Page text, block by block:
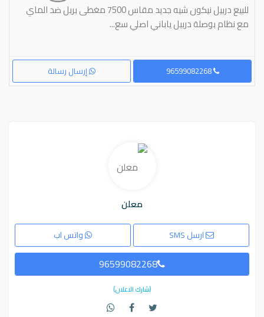
للبيع دربيل نيكون شيه جديد مقاس 7500 مغطى بربل ضد الماي
مع نظام بوصلة دربيل ياباني اصلي سع...
إرسال رسالة 96599082268
معلن
ارسل SMS واتس اب
96599082268
(شارك الاعلان)